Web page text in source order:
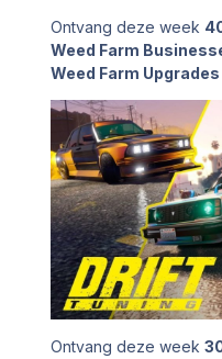
Ontvang deze week
Weed Farm
Weed Farm Upgrades
Ontvang deze week